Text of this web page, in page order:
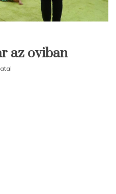
az oviban